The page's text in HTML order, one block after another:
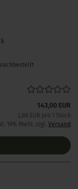
143,00 EUR
2,86 EUR pro 1 Stück
19% MwSt. zzgl. Versand